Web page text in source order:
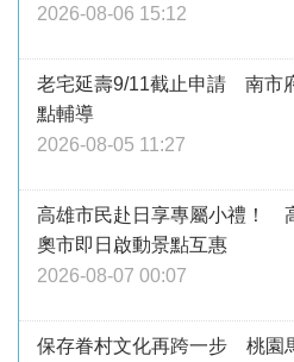
2026-08-06 15:12
老宅延壽9/11截止申請 南市
點輔導
2026-08-05 11:27
高雄市民赴日享專屬小禮！
奧市即日啟動景點互惠
2026-08-07 00:07
保存眷村文化再跨一步 桃園